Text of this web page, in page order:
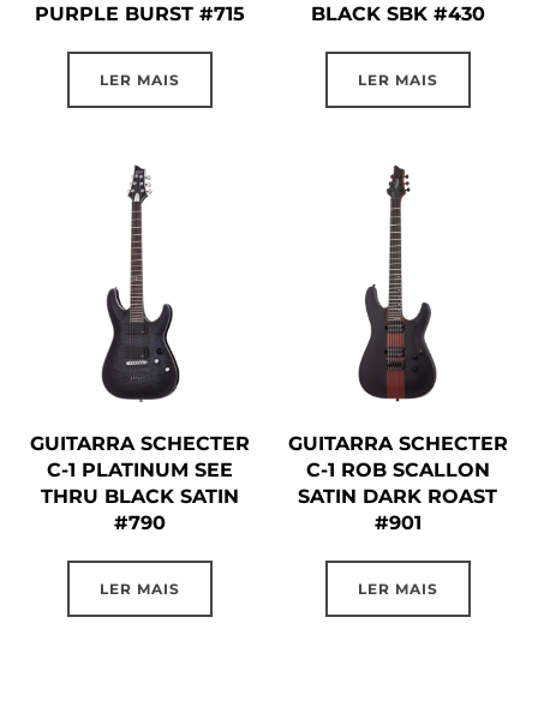
PURPLE BURST #715
LER MAIS
BLACK SBK #430
LER MAIS
GUITARRA SCHECTER
C-1 PLATINUM SEE
THRU BLACK SATIN
#790
LER MAIS
GUITARRA SCHECTER
C-1 ROB SCALLON
SATIN DARK ROAST
#901
LER MAIS